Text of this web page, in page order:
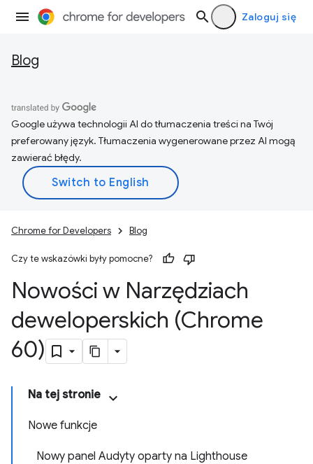
Zaloguj się
Blog
Google używa technologii AI do tłumaczenia treści na Twój
preferowany język. Tłumaczenia wygenerowane przez AI mogą
zawierać błędy.
Chrome for Developers Blog
Czy te wskazówki były pomocne?
Nowości w Narzędziach
deweloperskich (Chrome
60)
Na tej stronie
Nowe funkcje
Nowy panel Audyty oparty na Lighthouse